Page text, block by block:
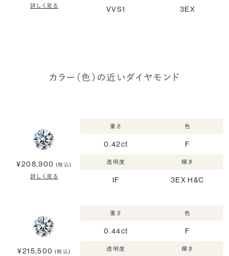
詳しく見る VVS1 3EX
カラー（色）の近いダイヤモンド
¥208,900 (税込)
詳しく見る
重さ
0.42ct
色
F
透明度
IF
輝き
3EX H&C
¥215,500 (税込)
重さ
0.44ct
色
F
透明度 輝き